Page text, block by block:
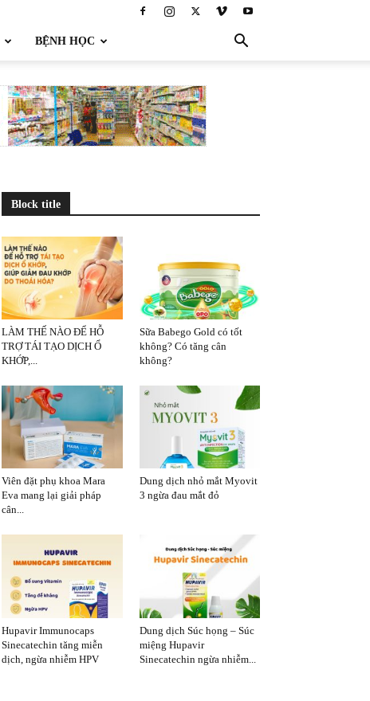
BỆNH HỌC
Block title
LÀM THẾ NÀO ĐỂ HỖ
TRỢ TÁI TẠO DỊCH Ổ
KHỚP,...
Sữa Babego Gold có tốt
không? Có tăng cân
không?
Viên đặt phụ khoa Mara
Eva mang lại giải pháp
cân...
Dung dịch nhỏ mắt Myovit
3 ngừa đau mắt đỏ
Hupavir Immunocaps
Sinecatechin tăng miễn
dịch, ngừa nhiễm HPV
Dung dịch Súc họng – Súc
miệng Hupavir
Sinecatechin ngừa nhiễm...